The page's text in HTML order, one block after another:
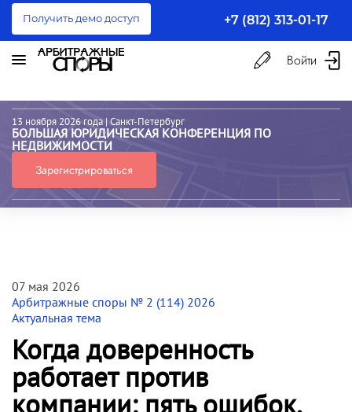
Получить демо доступ +7 (812) 313-01-17
Войти
13 ноября 2026 года | Санкт-Петербург
БОЛЬШАЯ ЮРИДИЧЕСКАЯ КОНФЕРЕНЦИЯ ПО
НЕДВИЖИМОСТИ
Зарегистрироваться
07 мая 2026
Арбитражные споры № 2 (114) 2026
Актуальная тема
Когда доверенность
работает против
компании: пять ошибок,